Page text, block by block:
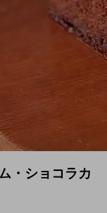
・ショコラカ